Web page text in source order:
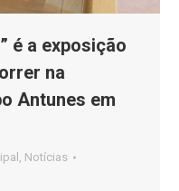
é a exposição
na
Antunes em
Notícias